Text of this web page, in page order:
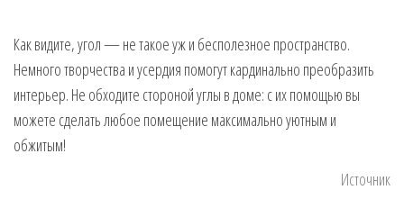
Как видите, угол — не такое уж и бесполезное пространство.
Немного творчества и усердия помогут кардинально преобразить
интерьер. Не обходите стороной углы в доме: с их помощью вы
можете сделать любое помещение максимально уютным и
обжитым!
Источник